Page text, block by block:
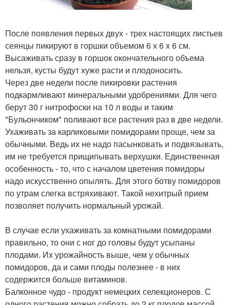
После появления первых двух - трех настоящих листьев
сеянцы пикируют в горшки объемом 6 х 6 х 6 см.
Высаживать сразу в горшок окончательного объема
нельзя, кусты будут хуже расти и плодоносить.
Через две недели после пикировки растения
подкармливают минеральными удобрениями. Для чего
берут 30 г нитрофоски на 10 л воды и таким
"Бульончиком" поливают все растения раз в две недели.
Ухаживать за карликовыми помидорами проще, чем за
обычными. Ведь их не надо пасынковать и подвязывать,
им не требуется прищипывать верхушки. Единственная
особенность - то, что с началом цветения помидоры
надо искусственно опылять. Для этого ботву помидоров
по утрам слегка встряхивают. Такой нехитрый прием
позволяет получить нормальный урожай.
В случае если ухаживать за комнатными помидорами
правильно, то они с ног до головы будут усыпаны
плодами. Их урожайность выше, чем у обычных
помидоров, да и сами плоды полезнее - в них
содержится больше витаминов.
Балконное чудо - продукт немецких селекционеров. С